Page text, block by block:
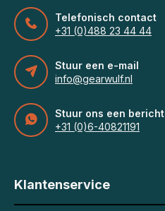
Telefonisch contact
+31 (0)488 23 44 44
Stuur een e-mail
info@gearwulf.nl
Stuur ons een bericht
+31 (0)6-40821191
Klantenservice